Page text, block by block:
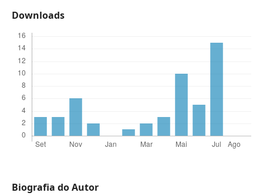
Downloads
Biografia do Autor